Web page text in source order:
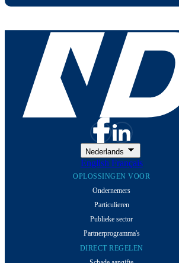
Nederlands
English Français
OPLOSSINGEN VOOR
Ondernemers
Particulieren
Publieke sector
Partnerprogramma's
DIRECT REGELEN